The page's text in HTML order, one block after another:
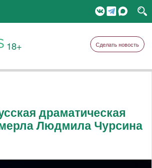
18+ Сделать новость
драматическая
Людмила Чурсина